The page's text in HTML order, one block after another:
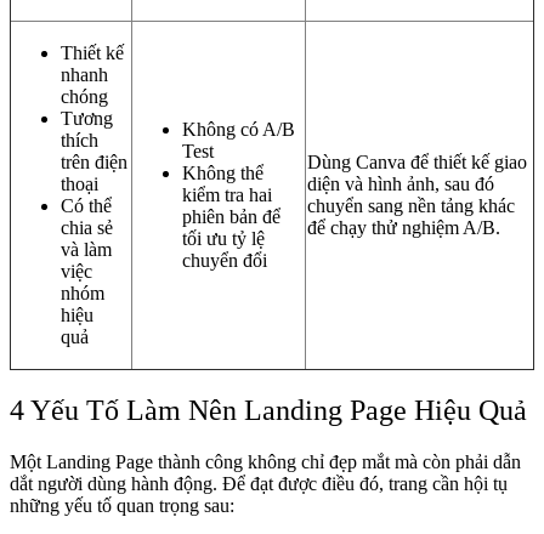
Thiết kế
nhanh
chóng
Tương
thích
trên điện
thoại
Có thể
chia sẻ
và làm
việc
nhóm
hiệu
quả
Không có A/B
Test
Không thể
kiểm tra hai
phiên bản để
tối ưu tỷ lệ
chuyển đổi
Dùng Canva để thiết kế giao
diện và hình ảnh, sau đó
chuyển sang nền tảng khác
để chạy thử nghiệm A/B.
4 Yếu Tố Làm Nên Landing Page Hiệu Quả
Một Landing Page thành công không chỉ đẹp mắt mà còn phải dẫn
dắt người dùng hành động. Để đạt được điều đó, trang cần hội tụ
những yếu tố quan trọng sau: